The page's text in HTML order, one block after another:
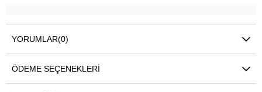
YORUMLAR(0)
ÖDEME SEÇENEKLERI